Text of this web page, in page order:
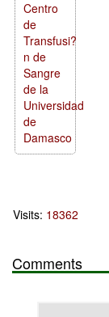
Centro
de
Transfusi?
n de
Sangre
de la
Universidad
de
Damasco
Visits: 18362
Comments